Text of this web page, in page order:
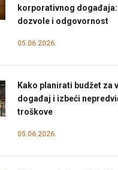
korporativnog
dozvole i odgovornost
05.06.2026.
Kako planirati budžet za
događaj i izbeći
troškove
05.06.2026.